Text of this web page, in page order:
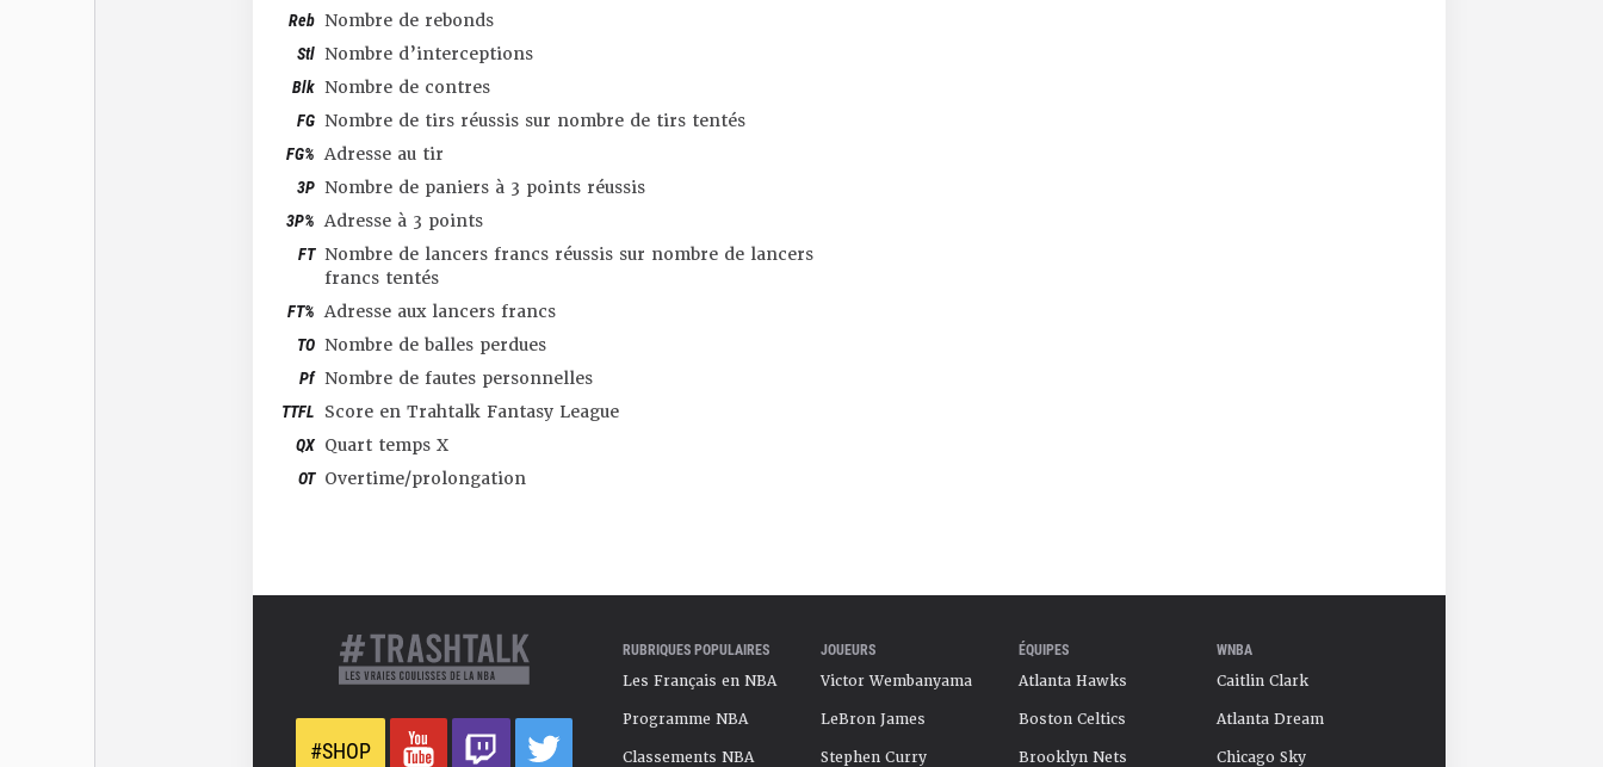
Reb Nombre de rebonds
Stl Nombre d’interceptions
Blk Nombre de contres
FG Nombre de tirs réussis sur nombre de tirs tentés
FG% Adresse au tir
3P Nombre de paniers à 3 points réussis
3P% Adresse à 3 points
FT Nombre de lancers francs réussis sur nombre de lancers
francs tentés
FT% Adresse aux lancers francs
TO Nombre de balles perdues
Pf Nombre de fautes personnelles
TTFL Score en Trahtalk Fantasy League
QX Quart temps X
OT Overtime/prolongation
#SHOP
RUBRIQUES POPULAIRES
Les Français en NBA
Programme NBA
Classements NBA
JOUEURS
Victor Wembanyama
LeBron James
Stephen Curry
ÉQUIPES
Atlanta Hawks
Boston Celtics
Brooklyn Nets
WNBA
Caitlin Clark
Atlanta Dream
Chicago Sky